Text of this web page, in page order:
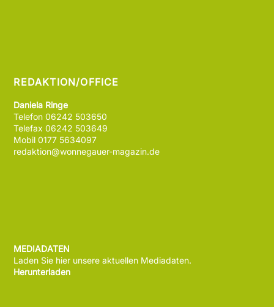
REDAKTION/OFFICE
Daniela Ringe
Telefon 06242 503650
Telefax 06242 503649
Mobil 0177 5634097
redaktion@wonnegauer-magazin.de
MEDIADATEN
Laden Sie hier unsere aktuellen Mediadaten.
Herunterladen